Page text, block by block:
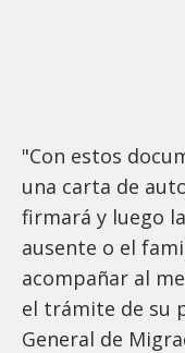
"Con estos
una carta de
firmará y luego
ausente o el
acompañar al
el trámite de su
General de